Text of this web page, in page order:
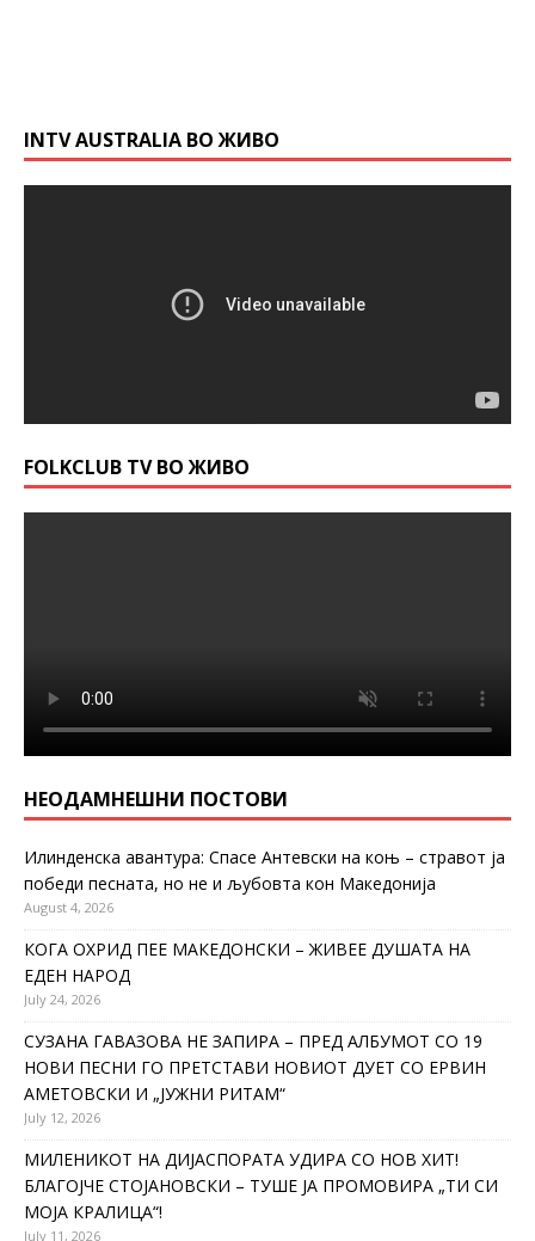
INTV AUSTRALIA ВО ЖИВО
FOLKCLUB TV ВО ЖИВО
НЕОДАМНЕШНИ ПОСТОВИ
Илинденска авантура: Спасе Антевски на коњ – стравот ја
победи песната, но не и љубовта кон Македонија
August 4, 2026
КОГА ОХРИД ПЕЕ МАКЕДОНСКИ – ЖИВЕЕ ДУШАТА НА
ЕДЕН НАРОД
July 24, 2026
СУЗАНА ГАВАЗОВА НЕ ЗАПИРА – ПРЕД АЛБУМОТ СО 19
НОВИ ПЕСНИ ГО ПРЕТСТАВИ НОВИОТ ДУЕТ СО ЕРВИН
АМЕТОВСКИ И „ЈУЖНИ РИТАМ“
July 12, 2026
МИЛЕНИКОТ НА ДИЈАСПОРАТА УДИРА СО НОВ ХИТ!
БЛАГОЈЧЕ СТОЈАНОВСКИ – ТУШЕ ЈА ПРОМОВИРА „ТИ СИ
МОЈА КРАЛИЦА“!
July 11, 2026